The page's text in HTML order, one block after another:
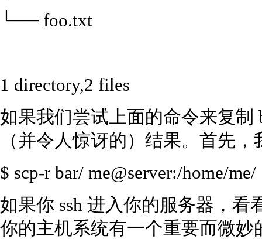
└── foo.txt
1 directory,2 files
如果我们尝试上面的命令来复制
（并令人惊讶的）结果。首先，
$ scp-r bar/ me@server:/home/me/
如果你 ssh 进入你的服务器，看
你的主机系统有一个重要而微妙